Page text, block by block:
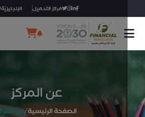
مركز التحميل الإنجليزيّة
عن المركز
الصفحة الرئيسية/عن المركز